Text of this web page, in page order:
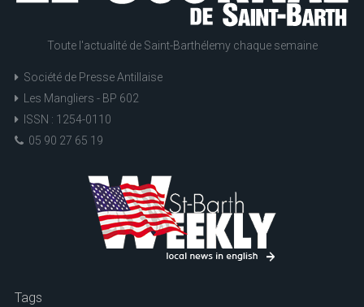
Toute l'actualité de Saint-Barthélemy chaque semaine
Société de Presse Antillaise
Les Mangliers - BP 602
ISSN : 1254-0110
05 90 27 65 19
Tags